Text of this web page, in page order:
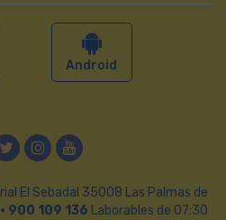
Android
TwitterInstagram
YouTube
El Sebadal 35008 Las Palmas de
900 109 136 Laborables de 07:30